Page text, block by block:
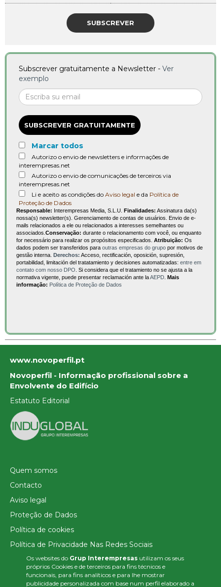
Os websites do Grup Interempresasutilizam os seus
próprios Cookies e de terceiros para fins técnicos e
funcionais, para fins analíticos e para lhe mostrar
publicidade personalizada com base num perfil elaborado a
SUBSCREVER
Subscrever gratuitamente a Newsletter - Ver
exemplo
SUBSCREVER GRATUITAMENTE
Marcar todos
Autorizo o envio de newsletters e informações de
interempresas.net
Autorizo o envio de comunicações de terceiros via
interempresas.net
Li e aceito as condições do Aviso legal e da Política de
Proteção de Dados
Responsable: Interempresas Media, S.L.U. Finalidades: Assinatura da(s)
nossa(s) newsletter(s). Gerenciamento de contas de usuários. Envio de e-
mails relacionados a ele ou relacionados a interesses semelhantes ou
associados. Conservação: durante o relacionamento com você, ou enquanto
for necessário para realizar os propósitos especificados. Atribuição: Os
dados podem ser transferidos para outras empresas do grupo por motivos de
gestão interna. Derechos: Acceso, rectificación, oposición, supresión,
portabilidad, limitación del tratatamiento y decisiones automatizadas: entre em
contato com nosso DPO . Si considera que el tratamiento no se ajusta a la
normativa vigente, puede presentar reclamación ante laAEPD Mais
informação: Política de Proteção de Dados
www.novoperfil.pt
Novoperfil - Informação profissional sobre a
Envolvente do Edifício
Estatuto Editorial
Quem somos
Contacto
Aviso legal
Proteção de Dados
Política de cookies
Política de Privacidade Nas Redes Sociais
Canal de denúncias
Colaborações editoriais